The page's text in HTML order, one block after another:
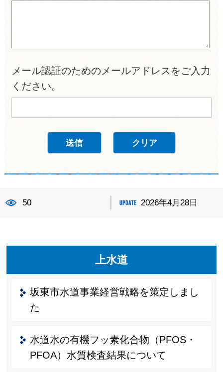
メール認証のためのメールアドレスをご入力
ください。
50 2026年4月28日
上水道
坂東市水道事業経営戦略を策定しまし
た
水道水の有機フッ素化合物（PFOS・
PFOA）水質検査結果について